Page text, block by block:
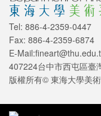
Tel: 886-4-2359-0447
Fax: 886-4-2359-6874
E-
407224台中市西屯區臺
版權所有© 東海大學美